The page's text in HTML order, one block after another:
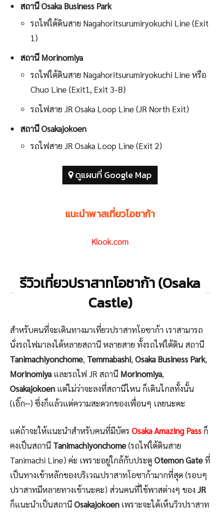
สถานี Osaka Business Park
รถไฟใต้ดินสาย Nagahoritsurumiryokuchi Line (Exit
1)
สถานี Morinomiya
รถไฟใต้ดินสาย Nagahoritsurumiryokuchi Line หรือ
Chuo Line (Exit1, Exit 3-B)
รถไฟสาย JR Osaka Loop Line (JR North Exit)
สถานี Osakajokoen
รถไฟสาย JR Osaka Loop Line (Exit 2)
ดูแผนที่ Google Map
แนะนำพาสเที่ยวโอซาก้า
Klook.com
รีวิวเที่ยวปราสาทโอซาก้า (Osaka
Castle)
สำหรับคนที่จะเดินทางมาเที่ยวปราสาทโอซาก้า เราสามารถ
นั่งรถไฟมาลงได้หลายสถานี หลายสาย ทั้งรถไฟใต้ดิน สถานี
Tanimachiyonchome, Temmabashi, Osaka Business Park,
Morinomiya และรถไฟ JR สถานี Morinomiya,
Osakajokoen แต่ไม่ว่าจะลงที่สถานีไหน ก็เดินไกลทั้งนั้น
(เอิ๊ก~) ซึ่งก็แล้วแต่ความสะดวกของเพื่อนๆ เลยนะคะ
แต่ถ้าจะให้แนะนำสำหรับคนที่มีบัตร Osaka Amazing Pass ก็
คงเป็นสถานี Tanimachiyonchome(รถไฟใต้ดินสาย
Tanimachi Line) ค่ะ เพราะอยู่ใกล้กับประตูOtemon Gateที่
เป็นทางเข้าหลักของบริเวณปราสาทโอซาก้ามากที่สุด (รอบๆ
ปราสาทมีหลายทางเข้านะคะ) ส่วนคนที่ใช้พาสต่างๆ ของJR
ก็แนะนำเป็นสถานีOsakajokoen เพราะจะได้เห็นวิวปราสาท